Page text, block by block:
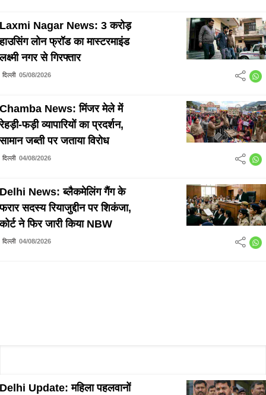
Laxmi Nagar News: 3 करोड़
हाउसिंग लोन फ्रॉड का मास्टरमाइंड
लक्ष्मी नगर से गिरफ्तार
दिल्ली 05/08/2026
Chamba News: मिंजर मेले में
रेहड़ी-फड़ी व्यापारियों का प्रदर्शन,
सामान जब्ती पर जताया विरोध
दिल्ली 04/08/2026
Delhi News: ब्लैकमेलिंग गैंग के
फरार सदस्य रियाजुद्दीन पर शिकंजा,
कोर्ट ने फिर जारी किया NBW
दिल्ली 04/08/2026
Delhi Update: महिला पहलवानों